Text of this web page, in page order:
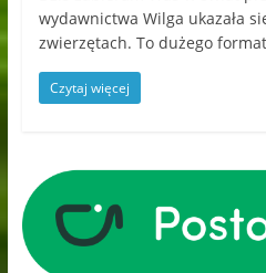
wydawnictwa Wilga ukazała
zwierzętach. To dużego
Czytaj więcej